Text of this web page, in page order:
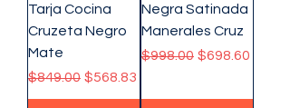
Tarja Cocina
Cruzeta Negro
Mate
Precio
$849.00 Precio de oferta
$568.83
Negra Satinada
Manerales Cruz
Precio
$998.00 Precio de
$698.60